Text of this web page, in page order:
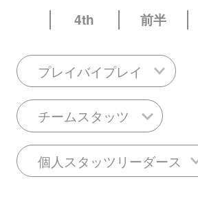
4th
前半
プレイバイプレイ
チームスタッツ
個人スタッツリーダース